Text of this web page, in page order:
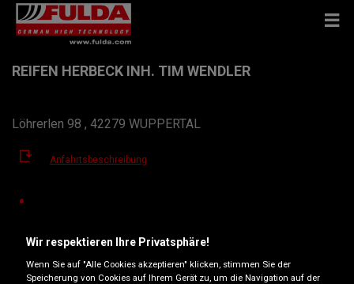
REIFEN HERBECK INH. TIM WENDLER
Löhrerlen 98 , 42279 WUPPERTAL
Anfahrtsbeschreibung
info@reifen-herbeck.de
Öffnungszeiten
Wir respektieren Ihre Privatsphäre!
Wenn Sie auf "Alle Cookies akzeptieren" klicken, stimmen Sie der
Speicherung von Cookies auf Ihrem Gerät zu, um die Navigation auf der